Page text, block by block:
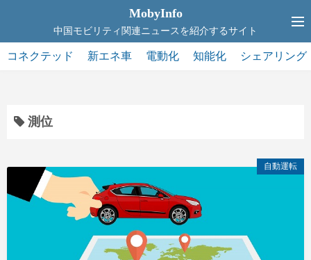
テ
ン
プ
MobyInfo
中国モビリティ関連ニュースを紹介するサイト
コネクテッド 新エネ車 電動化 知能化 シェアリング
測位
自動運転